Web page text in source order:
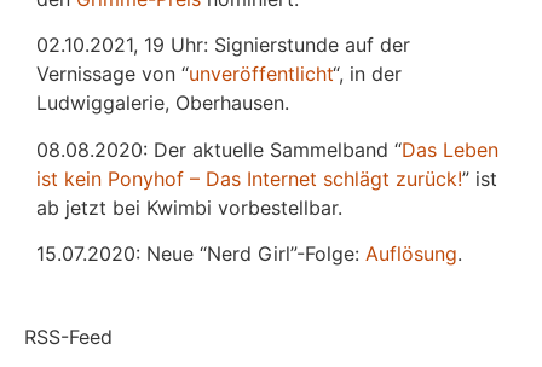
02.10.2021, 19 Uhr: Signierstunde auf der
Vernissage von “unveröffentlicht“, in der
Ludwiggalerie, Oberhausen.
08.08.2020: Der aktuelle Sammelband “Das Leben
ist kein Ponyhof – Das Internet schlägt zurück!” ist
ab jetzt bei Kwimbi vorbestellbar.
15.07.2020: Neue “Nerd Girl”-Folge: Auflösung.
RSS-Feed